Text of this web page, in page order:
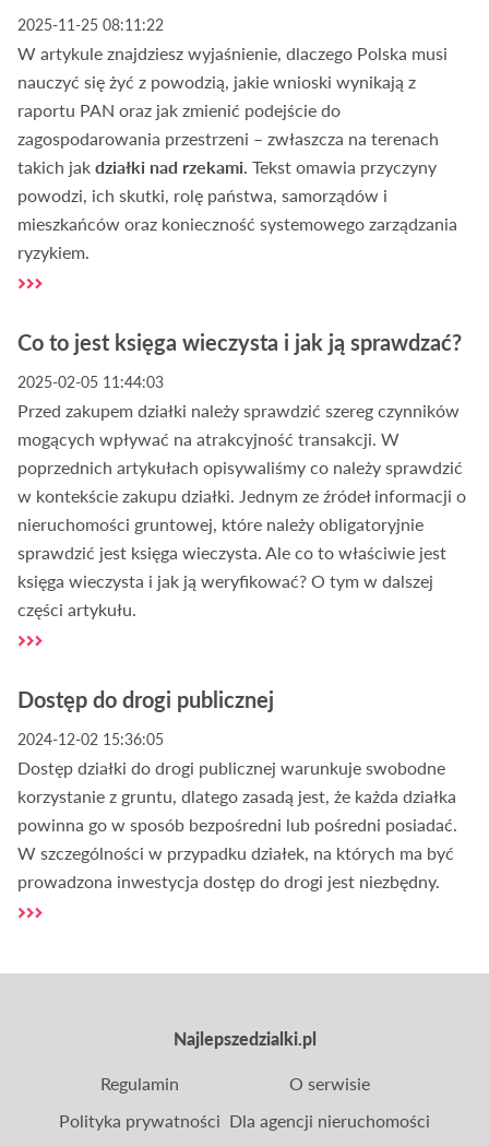
2025-11-25 08:11:22
W artykule znajdziesz wyjaśnienie, dlaczego Polska musi
nauczyć się żyć z powodzią, jakie wnioski wynikają z
raportu PAN oraz jak zmienić podejście do
zagospodarowania przestrzeni – zwłaszcza na terenach
takich jakdziałki nad rzekami. Tekst omawia przyczyny
powodzi, ich skutki, rolę państwa, samorządów i
mieszkańców oraz konieczność systemowego zarządzania
ryzykiem.
Co to jest księga wieczysta i jak ją sprawdzać?
2025-02-05 11:44:03
Przed zakupem działki należy sprawdzić szereg czynników
mogących wpływać na atrakcyjność transakcji. W
poprzednich artykułach opisywaliśmy co należy sprawdzić
w kontekście zakupu działki. Jednym ze źródeł informacji o
nieruchomości gruntowej, które należy obligatoryjnie
sprawdzić jest księga wieczysta. Ale co to właściwie jest
księga wieczysta i jak ją weryfikować? O tym w dalszej
części artykułu.
Dostęp do drogi publicznej
2024-12-02 15:36:05
Dostęp działki do drogi publicznej warunkuje swobodne
korzystanie z gruntu, dlatego zasadą jest, że każda działka
powinna go w sposób bezpośredni lub pośredni posiadać.
W szczególności w przypadku działek, na których ma być
prowadzona inwestycja dostęp do drogi jest niezbędny.
Najlepszedzialki.pl
Regulamin
Polityka prywatności
O serwisie
Dla agencji nieruchomości